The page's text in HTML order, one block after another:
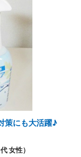
策にも大活躍♪
女性）